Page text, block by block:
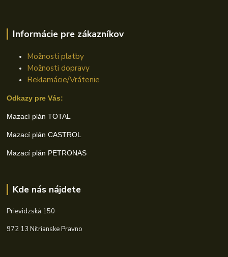
Informácie pre zákazníkov
Možnosti platby
Možnosti dopravy
Reklamácie/Vrátenie
Odkazy pre Vás:
Mazací plán TOTAL
Mazací plán CASTROL
Mazací plán PETRONAS
Kde nás nájdete
Prievidzská 150
972 13 Nitrianske Pravno